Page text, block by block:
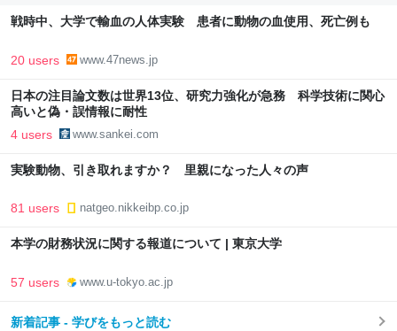
戦時中、大学で輸血の人体実験 患者に動物の血使用、死亡例も
20 users www.47news.jp
日本の注目論文数は世界13位、研究力強化が急務 科学技術に関心
高いと偽・誤情報に耐性
4 users www.sankei.com
実験動物、引き取れますか？ 里親になった人々の声
81 users natgeo.nikkeibp.co.jp
本学の財務状況に関する報道について | 東京大学
57 users www.u-tokyo.ac.jp
新着記事 - 学びをもっと読む